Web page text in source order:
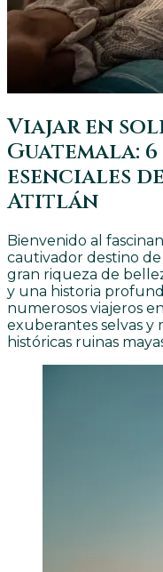
Viajar en
Guatemala:
esenciales
Atitlán
Bienvenido al
cautivador destino
gran riqueza de
y una historia
numerosos viajeros
exuberantes selvas y
históricas ruinas